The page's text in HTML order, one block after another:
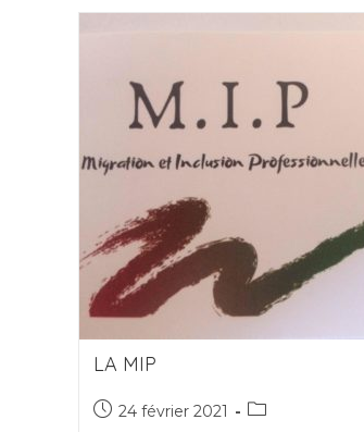
LA MIP
Publication
24 février 2021
Post